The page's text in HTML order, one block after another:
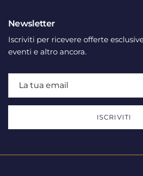
Newsletter
Iscriviti per ricevere offerte
eventi e altro ancora.
ISCRIVITI